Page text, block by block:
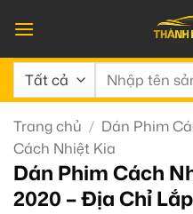
qua
nội
dung
Tìm
Trang chủ / Dán Phim
Cách Nhiệt Kia
Dán Phim Cách
2020 – Địa Chỉ